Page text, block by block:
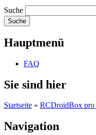
Suche
Hauptmenü
FAQ
Sie sind hier
Startseite » RCDroidBox
Navigation